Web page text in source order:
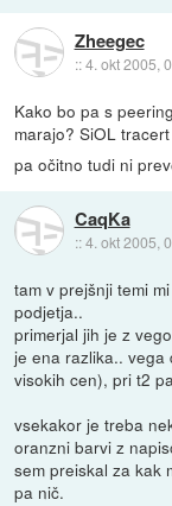
Zheegec
::4. okt 2005,
Kako bo pa s
marajo? SiOL
pa očitno tudi ni
CaqKa
::4. okt 2005,
tam v prejšnji temi
podjetja..
primerjal jih je z
je ena razlika.. vega
visokih cen), pri t2
vsekakor je treba
oranzni barvi z
sem preiskal za kak
pa nič.